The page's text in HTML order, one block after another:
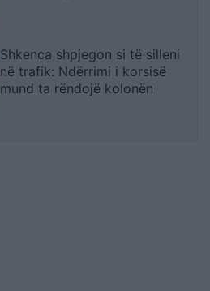
Shkenca shpjegon si të silleni
në trafik: Ndërrimi i korsisë
mund ta rëndojë kolonën